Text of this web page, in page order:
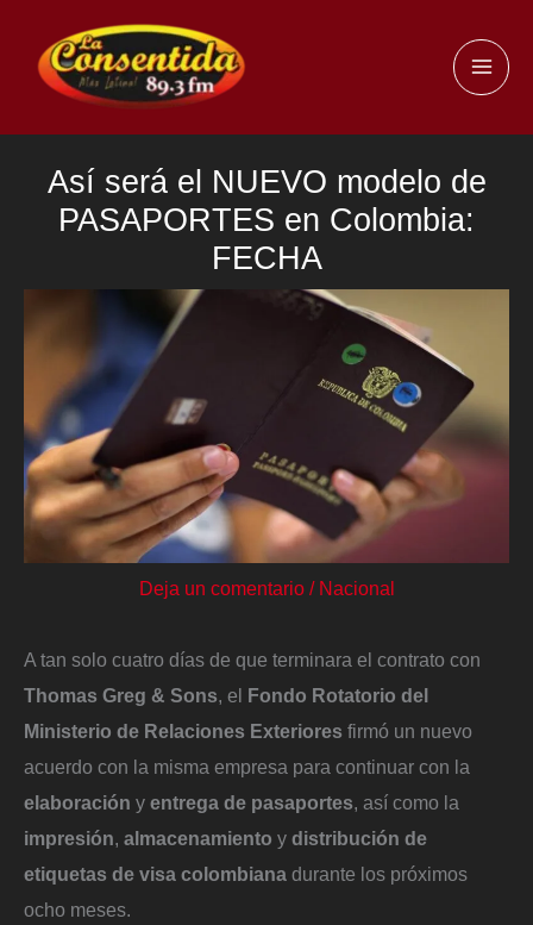
contenido
Así será el NUEVO modelo de
PASAPORTES en Colombia:
FECHA
Deja un comentario / Nacional
A tan solo cuatro días de que terminara el contrato con
Thomas Greg & Sons, el Fondo Rotatorio del
Ministerio de Relaciones Exteriores firmó un nuevo
acuerdo con la misma empresa para continuar con la
elaboración y entrega de pasaportes, así como la
impresión, almacenamiento y distribución de
etiquetas de visa colombiana durante los próximos
ocho meses.